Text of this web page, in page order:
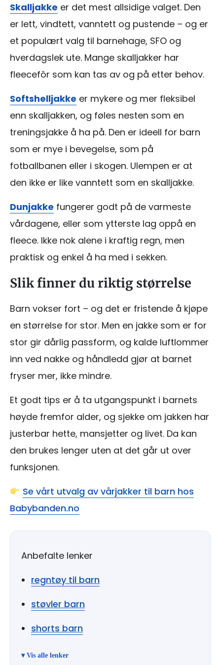
Skalljakke er det mest allsidige valget. Den
er lett, vindtett, vanntett og pustende – og er
et populært valg til barnehage, SFO og
hverdagslek ute. Mange skalljakker har
fleecefôr som kan tas av og på etter behov.
Softshelljakke er mykere og mer fleksibel
enn skalljakken, og føles nesten som en
treningsjakke å ha på. Den er ideell for barn
som er mye i bevegelse, som på
fotballbanen eller i skogen. Ulempen er at
den ikke er like vanntett som en skalljakke.
Dunjakke fungerer godt på de varmeste
vårdagene, eller som ytterste lag oppå en
fleece. Ikke nok alene i kraftig regn, men
praktisk og enkel å ha med i sekken.
Slik finner du riktig størrelse
Barn vokser fort – og det er fristende å kjøpe
en størrelse for stor. Men en jakke som er for
stor gir dårlig passform, og kalde luftlommer
inn ved nakke og håndledd gjør at barnet
fryser mer, ikke mindre.
Et godt tips er å ta utgangspunkt i barnets
høyde fremfor alder, og sjekke om jakken har
justerbar hette, mansjetter og livet. Da kan
den brukes lenger uten at det går ut over
funksjonen.
Se vårt utvalg av vårjakker til barn hos
Babybanden.no
Anbefalte lenker
regntøy til barn
støvler barn
shorts barn